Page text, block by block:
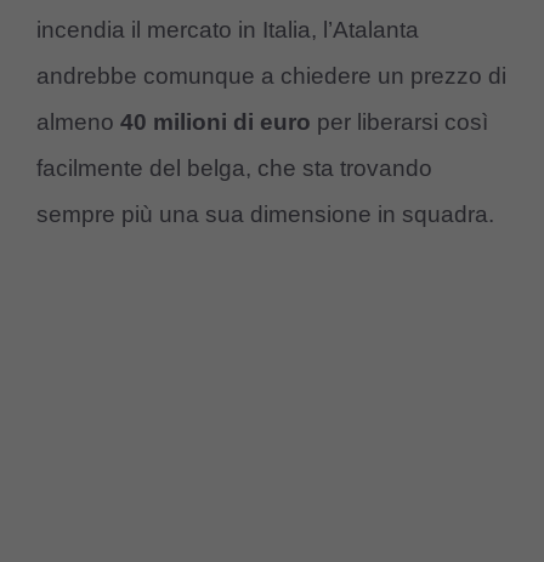
incendia il mercato in Italia, l’Atalanta
andrebbe comunque a chiedere un prezzo di
almeno 40 milioni di euro per liberarsi così
facilmente del belga, che sta trovando
sempre più una sua dimensione in squadra.